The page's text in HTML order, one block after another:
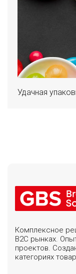
Удачная
Комплексное
B2C рынках.
проектов.
категориях